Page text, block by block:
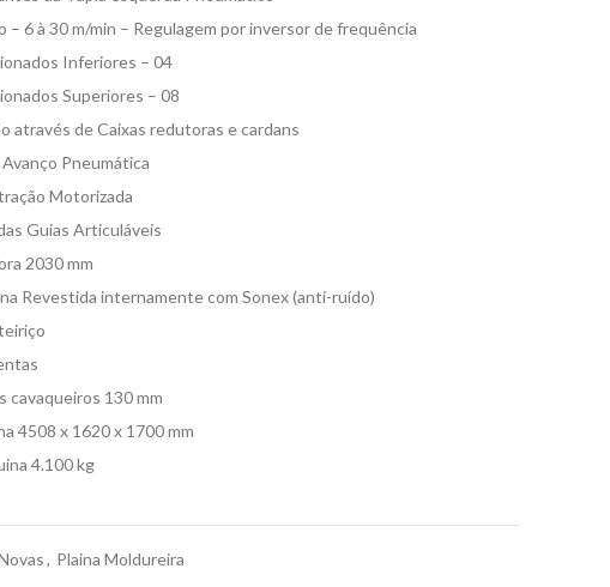
– 6 à 30 m/min – Regulagem por inversor de frequência
Inferiores – 04
Superiores – 08
através de Caixas redutoras e cardans
Pneumática
Motorizada
Guias Articuláveis
2030 mm
Revestida internamente com Sonex (anti-ruído)
cavaqueiros 130 mm
4508 x 1620 x 1700 mm
4.100 kg
, Plaina Moldureira